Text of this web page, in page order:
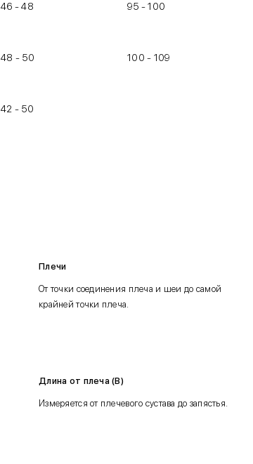
46 - 48 95 - 100
48 - 50 100 - 109
42 - 50
Плечи
От точки соединения плеча и шеи до самой
крайней точки плеча.
Длина от плеча (B)
Измеряется от плечевого сустава до запястья.